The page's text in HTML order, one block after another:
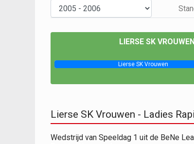
LIERSE SK
Lierse SK Vrouwen
Lierse SK Vrouwen - Ladies
Wedstrijd van Speeldag 1 uit de BeNe